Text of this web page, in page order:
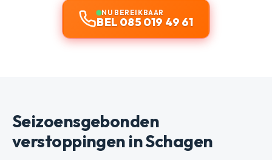
NU BEREIKBAAR
BEL 085 019 49 61
Seizoensgebonden
verstoppingen in Schagen